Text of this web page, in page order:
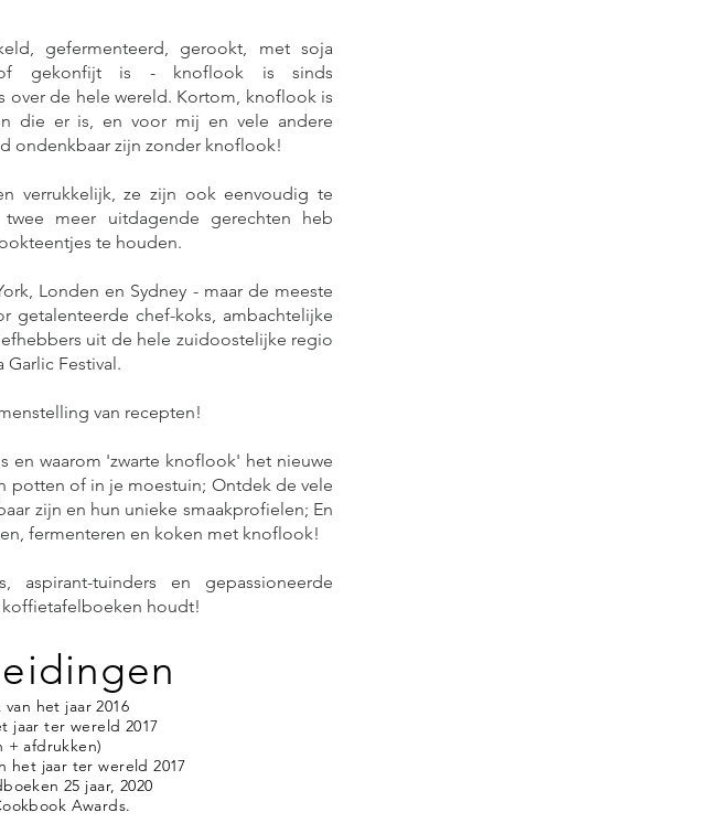
gefermenteerd, gerookt, met soja
of gekonfijt is - knoflook is sinds
over de hele wereld. Kortom, knoflook is
die er is, en voor mij en vele andere
ondenkbaar zijn zonder knoflook!
verrukkelijk, ze zijn ook eenvoudig te
meer uitdagende gerechten heb
te houden.
Londen en Sydney - maar de meeste
getalenteerde chef-koks, ambachtelijke
uit de hele zuidoostelijke regio
Garlic Festival.
van recepten!
waarom 'zwarte knoflook' het nieuwe
potten of in je moestuin; Ontdek de vele
zijn en hun unieke smaakprofielen; En
fermenteren en koken met knoflook!
aspirant-tuinders en gepassioneerde
houdt!
het jaar 2016
jaar ter wereld 2017
+ afdrukken)
het jaar ter wereld 2017
25 jaar, 2020
Awards.